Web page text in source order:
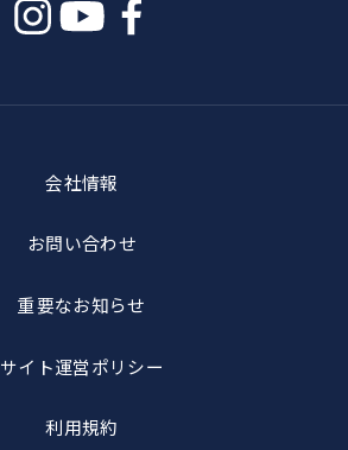
会社情報
お問い合わせ
重要なお知らせ
サイト運営ポリシー
利用規約